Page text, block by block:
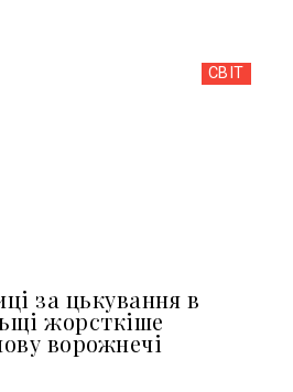
СВІТ
за цькування в
жорсткіше
ворожнечі